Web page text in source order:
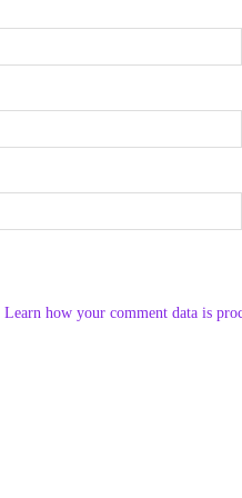
Learn how your comment data is